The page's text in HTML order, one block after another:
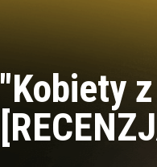
"Kobiety